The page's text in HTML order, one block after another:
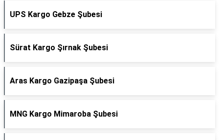
UPS Kargo Gebze Şubesi
Sürat Kargo Şırnak Şubesi
Aras Kargo Gazipaşa Şubesi
MNG Kargo Mimaroba Şubesi